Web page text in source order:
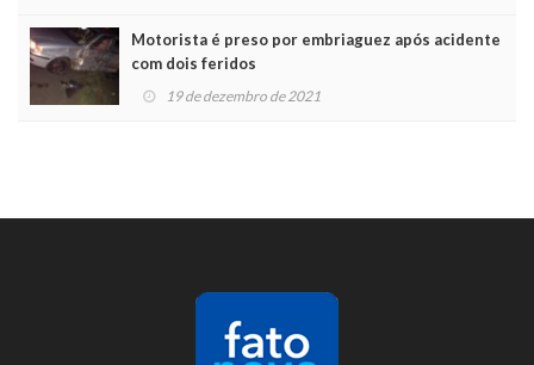
Motorista é preso por embriaguez após acidente
com dois feridos
19 de dezembro de 2021